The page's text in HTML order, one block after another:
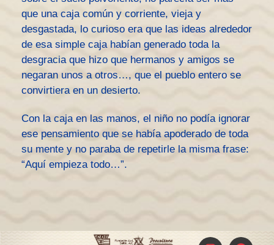
que una caja común y corriente, vieja y
desgastada, lo curioso era que las ideas alrededor
de esa simple caja habían generado toda la
desgracia que hizo que hermanos y amigos se
negaran unos a otros…, que el pueblo entero se
convirtiera en un desierto.
Con la caja en las manos, el niño no podía ignorar
ese pensamiento que se había apoderado de toda
su mente y no paraba de repetirle la misma frase:
“Aquí empieza todo…”.